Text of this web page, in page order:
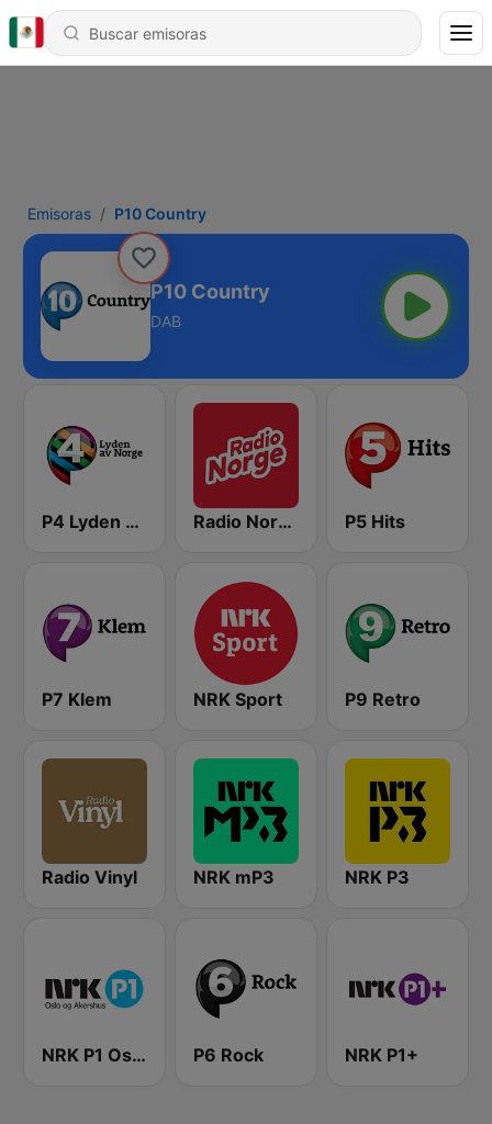
Emisoras P10 Country
P10 Country
DAB
P4 Lyden av Norge Radio Norge P5 Hits
P7 Klem NRK Sport P9 Retro
Radio Vinyl NRK mP3 NRK P3
NRK P1 Oslo og Akershus P6 Rock NRK P1+